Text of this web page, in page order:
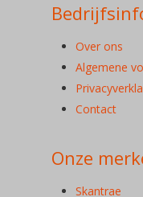
Over ons
Algemene
Contact
Onze
Skantrae